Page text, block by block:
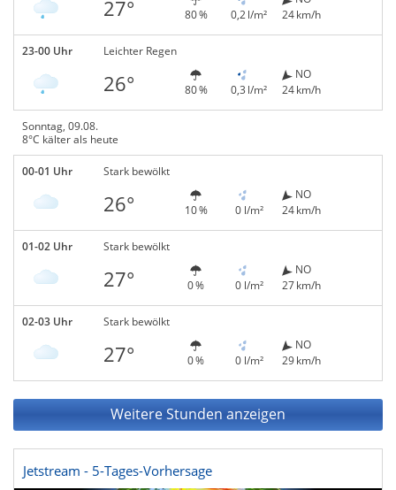
27° 80 % 0,2 l/m²
24 km/h
23-00 Uhr Leichter Regen
26° 80 % 0,3 l/m²
NO
24 km/h
Sonntag, 09.08.
8°C kälter als heute
00-01 Uhr Stark bewölkt
26° 10 % 0 l/m²
NO
24 km/h
01-02 Uhr Stark bewölkt
27° 0 % 0 l/m²
NO
27 km/h
02-03 Uhr Stark bewölkt
27° 0 % 0 l/m²
NO
29 km/h
Weitere Stunden anzeigen
Jetstream - 5-Tages-Vorhersage